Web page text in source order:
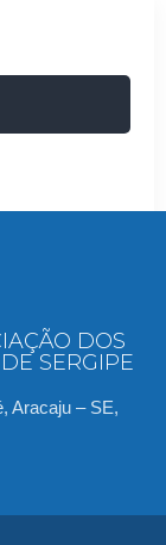
DOS
SERGIPE
Aracaju – SE,